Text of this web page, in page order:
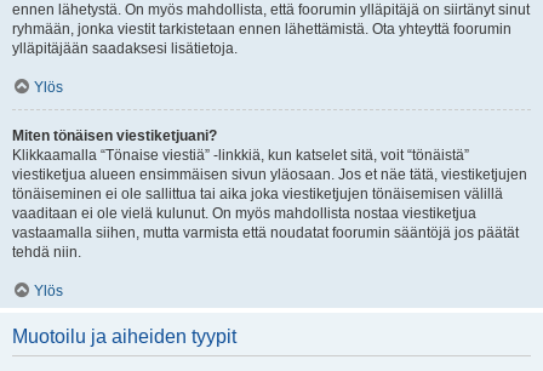
ennen lähetystä. On myös mahdollista, että foorumin ylläpitäjä on siirtänyt sinut
ryhmään, jonka viestit tarkistetaan ennen lähettämistä. Ota yhteyttä foorumin
ylläpitäjään saadaksesi lisätietoja.
Ylös
Miten tönäisen viestiketjuani?
Klikkaamalla “Tönaise viestiä” -linkkiä, kun katselet sitä, voit “tönäistä”
viestiketjua alueen ensimmäisen sivun yläosaan. Jos et näe tätä, viestiketjujen
tönäiseminen ei ole sallittua tai aika joka viestiketjujen tönäisemisen välillä
vaaditaan ei ole vielä kulunut. On myös mahdollista nostaa viestiketjua
vastaamalla siihen, mutta varmista että noudatat foorumin sääntöjä jos päätät
tehdä niin.
Ylös
Muotoilu ja aiheiden tyypit